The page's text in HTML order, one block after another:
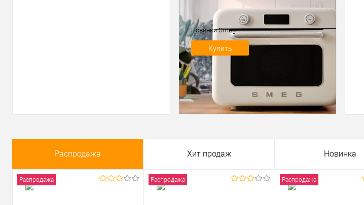
Новинки Smeg
Купить
Распродажа Хит продаж Новинка
Распродажа Распродажа Распродажа